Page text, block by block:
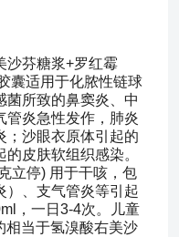
沙芬糖浆+罗红霉
囊适用于化脓性链球
菌所致的鼻窦炎、中
管炎急性发作，肺炎
；沙眼衣原体引起的
皮肤软组织感染。
立停) 用于干咳，包
）、支气管炎等引起
，一日3-4次。儿童
相当于氢溴酸右美沙